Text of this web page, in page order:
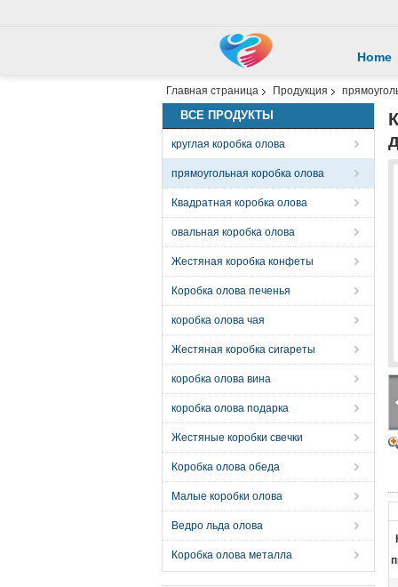
Home
Главная страница Продукция
ВСЕ ПРОДУКТЫ
круглая коробка олова
прямоугольная коробка олова
Квадратная коробка олова
овальная коробка олова
Жестяная коробка конфеты
Коробка олова печенья
коробка олова чая
Жестяная коробка сигареты
коробка олова вина
коробка олова подарка
Жестяные коробки свечки
Коробка олова обеда
Малые коробки олова
Ведро льда олова
Коробка олова металла